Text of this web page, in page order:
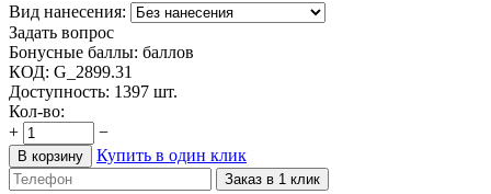
Вид нанесения:
Задать вопрос
Бонусные баллы: баллов
КОД: G_2899.31
Доступность: 1397 шт.
Кол-во:
+
−
В корзину Купить в один клик
Заказ в 1 клик